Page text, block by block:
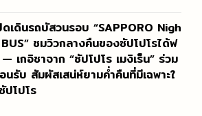
ดเดินรถบัสวนรอบ “SAPPORO Nigh
ชมวิวกลางคืนของซัปโปโรได้ฟ
เกอิชาจาก “ซัปโปโร เมงิเร็น” ร่วม
นรับ สัมผัสเสน่ห์ยามค่ำคืนที่มีเฉพาะใ
ปโปโร